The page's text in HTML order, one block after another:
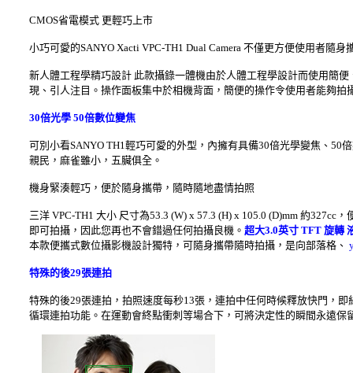
CMOS省電模式 更輕巧上市
小巧可愛的SANYO Xacti VPC-TH1 Dual Camera 不僅更方便使用者隨
新人體工程學精巧設計 此款攝錄一體機由於人體工程學設計而使用簡
現、引人注目。操作面板集中於相機背面，簡便的操作令使用者能夠拍
30倍光學 50倍數位變焦
可別小看SANYO TH1輕巧可愛的外型，內擁有具備30倍光學變焦、
親民，麻雀雖小，五臟俱全。
機身緊湊輕巧，便於隨身攜帶，隨時隨地盡情拍照
三洋 VPC-TH1 大小 尺寸為53.3 (W) x 57.3 (H) x 105.0 (D)mm 約
即可拍攝，因此您再也不會錯過任何拍攝良機。 超大3.0英寸 TFT 旋轉
本款便攜式數位攝影機設計獨特，可隨身攜帶隨時拍攝，是向部落格、
特殊的後29張連拍
特殊的後29張連拍，拍照速度每秒13張，連拍中任何時候釋放快門，
循環連拍功能。在運動會終點衝刺等場合下，可將決定性的瞬間永遠保